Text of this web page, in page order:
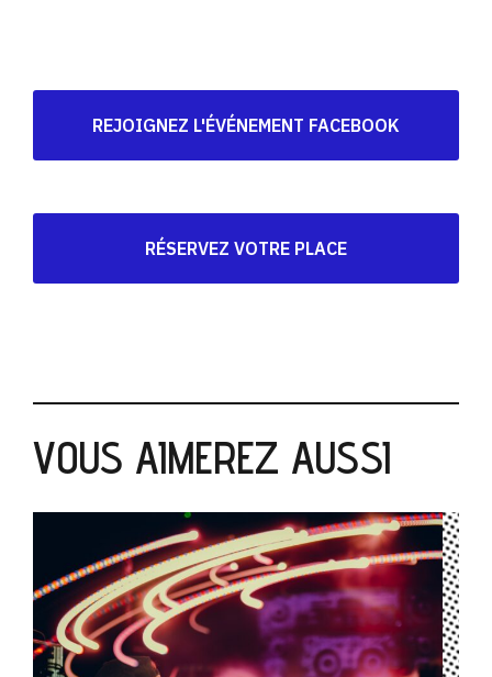
REJOIGNEZ L'ÉVÉNEMENT FACEBOOK
RÉSERVEZ VOTRE PLACE
VOUS AIMEREZ AUSSI